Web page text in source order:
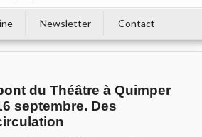
Newsletter Contact
du Théâtre à Quimper
septembre. Des